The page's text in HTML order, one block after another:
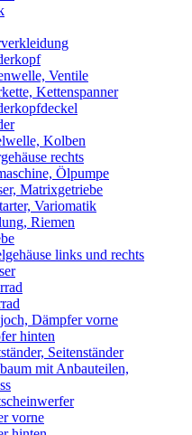
Ventile
Kettenspanner
Kolben
rechts
Ölpumpe
Matrixgetriebe
Variomatik
Riemen
links und rechts
Dämpfer vorne
hinten
Seitenständer
mit Anbauteilen,
vorne